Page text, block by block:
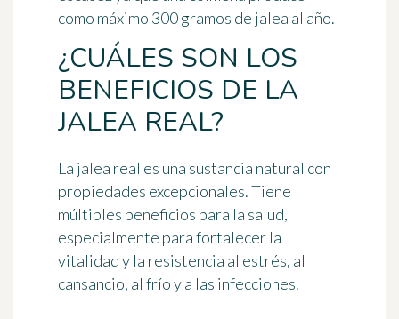
como máximo 300 gramos de jalea al año.
¿CUÁLES SON LOS
BENEFICIOS DE LA
JALEA REAL?
La jalea real es una sustancia natural con
propiedades excepcionales. Tiene
múltiples beneficios para la salud,
especialmente para fortalecer la
vitalidady la resistencia al estrés, al
cansancio, al frío y a las infecciones.